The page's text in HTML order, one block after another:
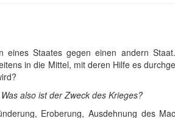
eines Staates gegen einen andern
in die Mittel, mit deren Hilfe es
also ist der Zweck des Krieges?
Eroberung, Ausdehnung des